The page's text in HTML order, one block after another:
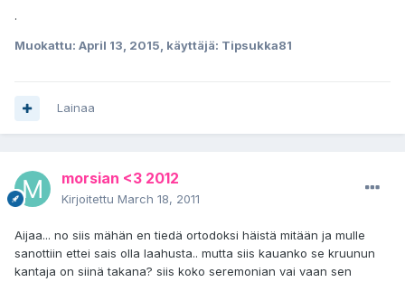
.
Muokattu: April 13, 2015, käyttäjä: Tipsukka81
Lainaa
morsian <3 2012
Kirjoitettu March 18, 2011
Aijaa... no siis mähän en tiedä ortodoksi häistä mitään ja mulle
sanottiin ettei sais olla laahusta.. mutta siis kauanko se kruunun
kantaja on siinä takana? siis koko seremonian vai vaan sen